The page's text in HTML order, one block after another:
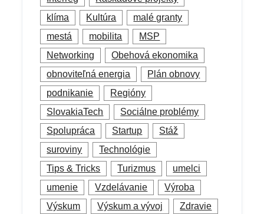
klíma
Kultúra
malé granty
mestá
mobilita
MSP
Networking
Obehová ekonomika
obnoviteľná energia
Plán obnovy
podnikanie
Regióny
SlovakiaTech
Sociálne problémy
Spolupráca
Startup
Stáž
suroviny
Technológie
Tips & Tricks
Turizmus
umelci
umenie
Vzdelávanie
Výroba
Výskum
Výskum a vývoj
Zdravie